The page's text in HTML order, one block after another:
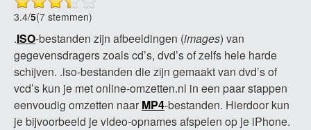
3.4/5(7 stemmen)
.ISO-bestanden zijn afbeeldingen (images) van
gegevensdragers zoals cd’s, dvd’s of zelfs hele harde
schijven. .iso-bestanden die zijn gemaakt van dvd’s of
vcd’s kun je met online-omzetten.nl in een paar stappen
eenvoudig omzetten naarMP4-bestanden. Hierdoor kun
je bijvoorbeeld je video-opnames afspelen op je iPhone.